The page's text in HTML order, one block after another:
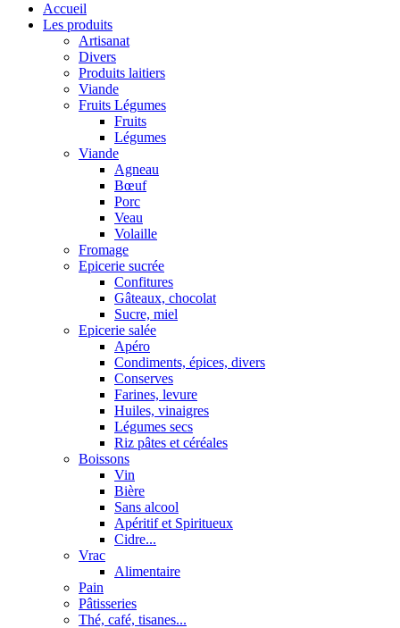
Accueil
Les produits
Artisanat
Divers
Produits laitiers
Viande
Fruits Légumes
Fruits
Légumes
Viande
Agneau
Bœuf
Porc
Veau
Volaille
Fromage
Epicerie sucrée
Confitures
Gâteaux, chocolat
Sucre, miel
Epicerie salée
Apéro
Condiments, épices, divers
Conserves
Farines, levure
Huiles, vinaigres
Légumes secs
Riz pâtes et céréales
Boissons
Vin
Bière
Sans alcool
Apéritif et Spiritueux
Cidre...
Vrac
Alimentaire
Pain
Pâtisseries
Thé, café, tisanes...